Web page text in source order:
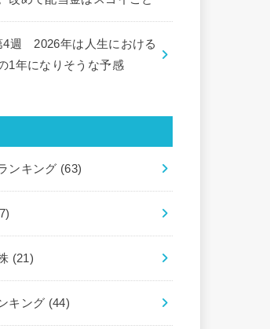
4週 2026年は人生における
1年になりそうな予感
ンキング (63)
(21)
キング (44)